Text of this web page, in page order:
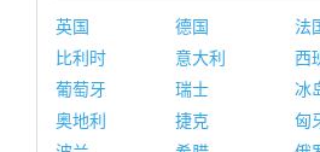
英国 德国
法
比利时
意大利
西
葡萄牙
瑞士
冰
奥地利
捷克
匈